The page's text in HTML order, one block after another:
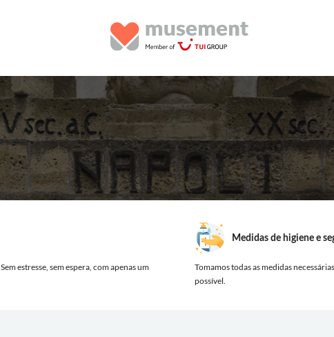
Sem estresse, sem espera, com apenas um
Medidas de higiene e
Tomamos todas as medidas
possível.